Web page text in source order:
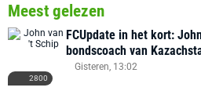
Meest gelezen
2800
FCUpdate in het kort:
bondscoach van
Gisteren, 13:02